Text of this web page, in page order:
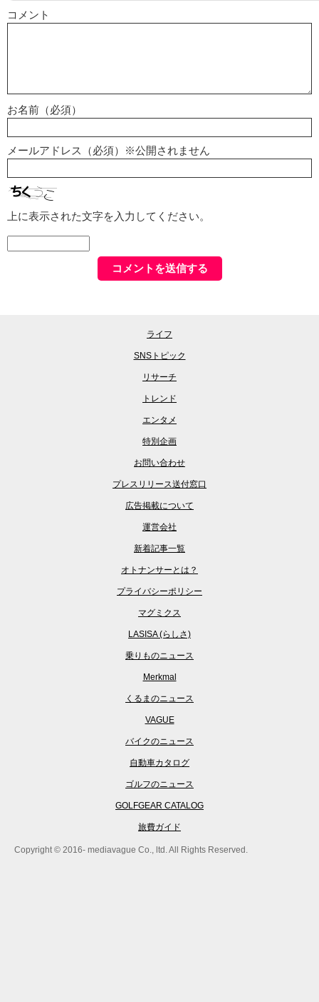
コメント
お名前（必須）
メールアドレス（必須）※公開されません
上に表示された文字を入力してください。
ライフ
SNSトピック
リサーチ
トレンド
エンタメ
特別企画
お問い合わせ
プレスリリース送付窓口
広告掲載について
運営会社
新着記事一覧
オトナンサーとは？
プライバシーポリシー
マグミクス
LASISA (らしさ)
乗りものニュース
Merkmal
くるまのニュース
VAGUE
バイクのニュース
自動車カタログ
ゴルフのニュース
GOLFGEAR CATALOG
旅費ガイド
Copyright © 2016- mediavague Co., ltd. All Rights Reserved.